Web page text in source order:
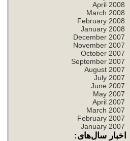
April 2008
March 2008
February 2008
January 2008
December 2007
November 2007
October 2007
September 2007
August 2007
July 2007
June 2007
May 2007
April 2007
March 2007
February 2007
January 2007
اخبار سال‌های: